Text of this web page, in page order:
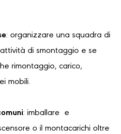
: organizzare una squadra di
di smontaggio e se
rimontaggio, carico,
mobili.
: imballare e
o il montacarichi oltre